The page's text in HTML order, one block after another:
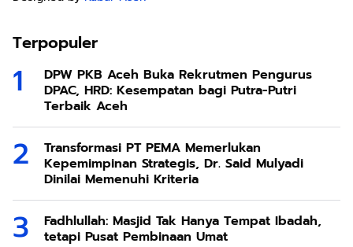
Terpopuler
DPW PKB Aceh Buka Rekrutmen Pengurus
DPAC, HRD: Kesempatan bagi Putra-Putri
Terbaik Aceh
Transformasi PT PEMA Memerlukan
Kepemimpinan Strategis, Dr. Said Mulyadi
Dinilai Memenuhi Kriteria
Fadhlullah: Masjid Tak Hanya Tempat Ibadah,
tetapi Pusat Pembinaan Umat